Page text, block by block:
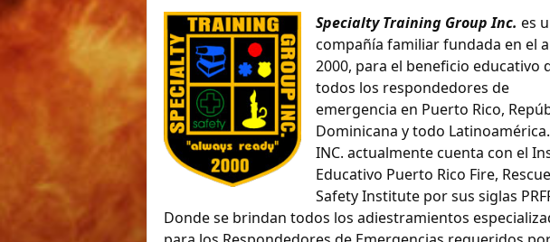
Specialty Training Group Inc. es
compañía familiar fundada en el
2000, para el beneficio educativo
todos los respondedores de
emergencia en Puerto Rico,
Dominicana y todo Latinoamérica.
INC. actualmente cuenta con el
Educativo Puerto Rico Fire,
Safety Institute por sus siglas
Donde se brindan todos los adiestramientos